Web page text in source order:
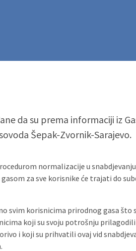
da su prema informaciji iz
Šepak-Zvornik-Sarajevo.
normalizacije u
za sve korisnike će trajati do
svim korisnicima prirodnog gasa što
koji su svoju potrošnju
i koji su prihvatili ovaj vid